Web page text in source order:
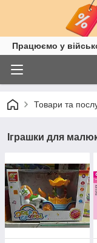
Працюємо у
Товари та
Іграшки для